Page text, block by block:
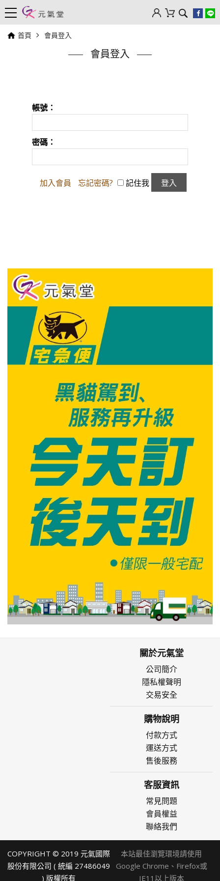
首頁 會員登入
會員登入
帳號：
密碼：
加入會員 忘記密碼? 記住我
關於元氣堂
公司簡介
隱私權聲明
交易安全
購物說明
付款方式
運送方式
售後服務
客服資訊
常見問題
會員權益
聯絡我們
COPYRIGHT © 2019 元氣國際
股份有限公司 ( 統編 27486049
) 版權所有
本站最佳瀏覽環境請使用
Google Chrome、Firefox或
IE11以上版本